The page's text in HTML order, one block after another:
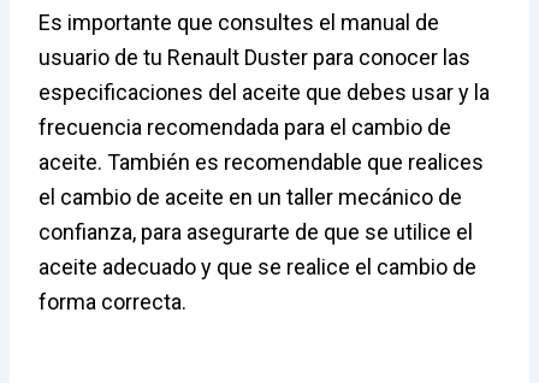
Es importante que consultes el manual de
usuario de tu Renault Duster para conocer las
especificaciones del aceite que debes usar y la
frecuencia recomendada para el cambio de
aceite. También es recomendable que realices
el cambio de aceite en un taller mecánico de
confianza, para asegurarte de que se utilice el
aceite adecuado y que se realice el cambio de
forma correcta.